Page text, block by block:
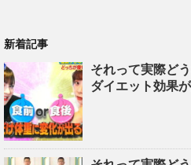
新着記事
それって実際ど
ダイエット効果